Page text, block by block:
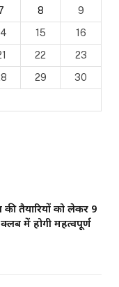
8
9
15
16
22
23
29
30
की तैयारियों को लेकर 9
में होगी महत्वपूर्ण